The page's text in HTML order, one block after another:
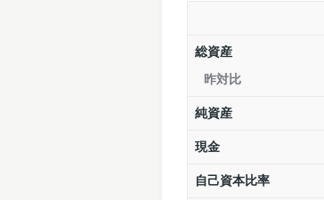
総資産
昨対比
純資産
現金
自己資本比率